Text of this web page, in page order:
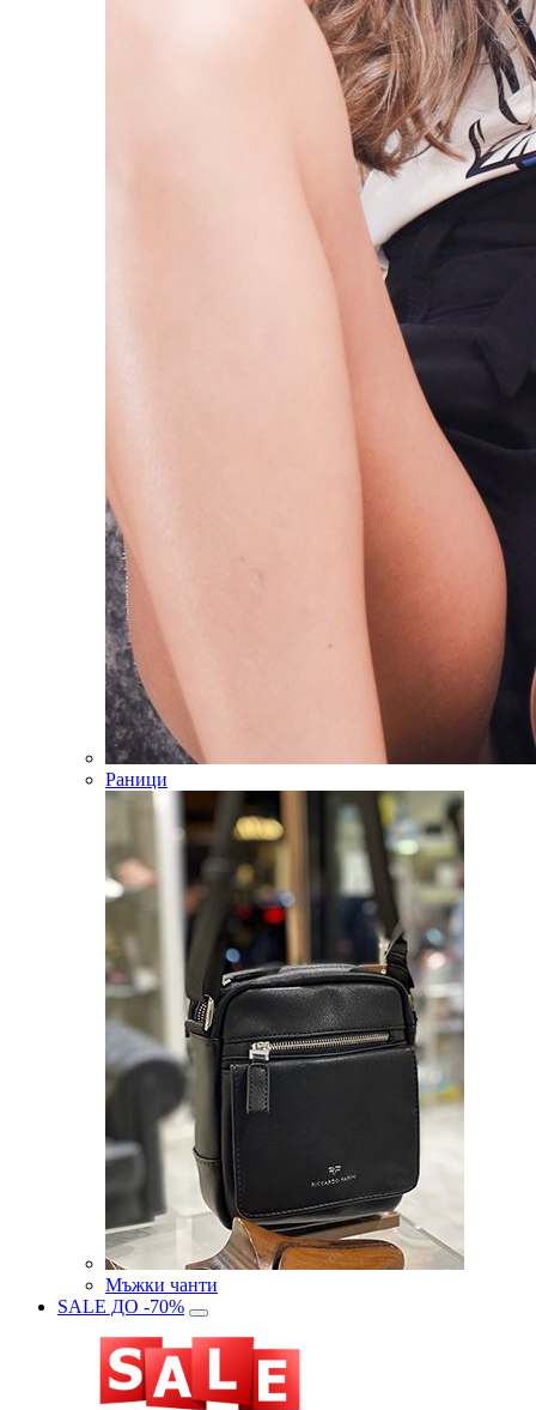
Раници
Мъжки чанти
SALE ДО -70%